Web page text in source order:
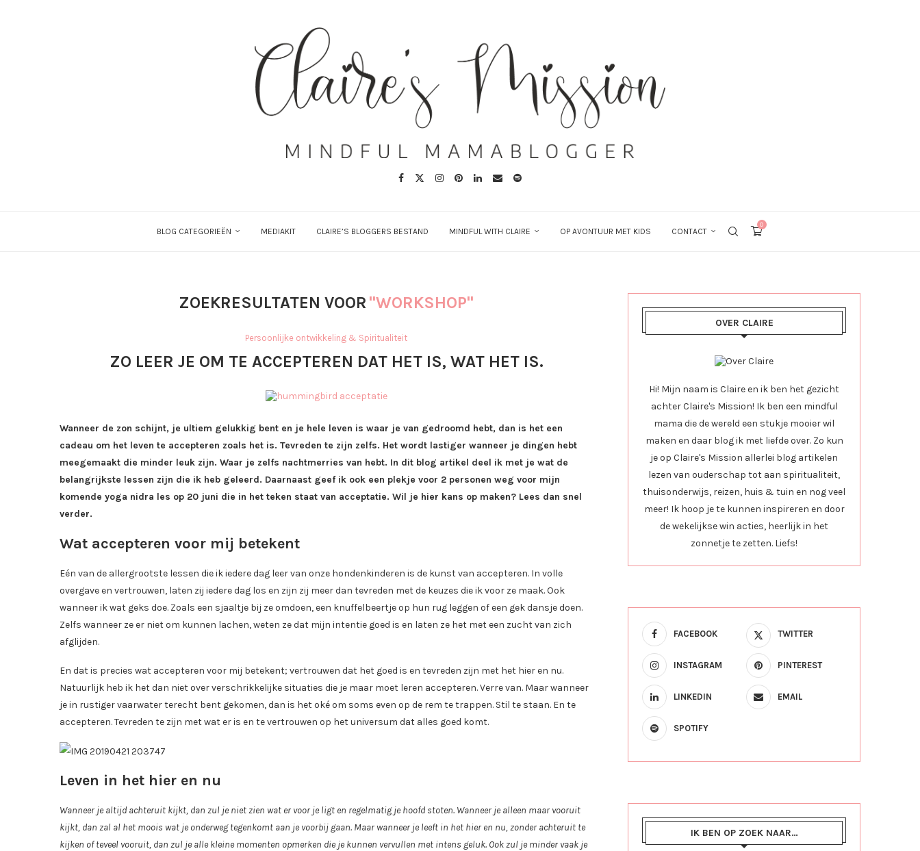
BLOG CATEGORIEËN MEDIAKIT CLAIRE’S BLOGGERS BESTAND MINDFUL WITH CLAIRE OP AVONTUUR MET KIDS CONTACT
0
ZOEKRESULTATEN VOOR"WORKSHOP"
Persoonlijke ontwikkeling & Spiritualiteit
ZO LEER JE OM TE ACCEPTEREN DAT HET IS, WAT HET IS.
Wanneer de zon schijnt, je ultiem gelukkig bent en je hele leven is waar je van gedroomd hebt, dan is het een
cadeau om het leven te accepteren zoals het is. Tevreden te zijn zelfs. Het wordt lastiger wanneer je dingen hebt
meegemaakt die minder leuk zijn. Waar je zelfs nachtmerries van hebt. In dit blog artikel deel ik met je wat de
belangrijkste lessen zijn die ik heb geleerd. Daarnaast geef ik ook een plekje voor 2 personen weg voor mijn
komende yoga nidra les op 20 juni die in het teken staat van acceptatie. Wil je hier kans op maken? Lees dan snel
verder.
Wat accepteren voor mij betekent
Eén van de allergrootste lessen die ik iedere dag leer van onze hondenkinderen is de kunst van accepteren. In volle
overgave en vertrouwen, laten zij iedere dag los en zijn zij meer dan tevreden met de keuzes die ik voor ze maak. Ook
wanneer ik wat geks doe. Zoals een sjaaltje bij ze omdoen, een knuffelbeertje op hun rug leggen of een gek dansje doen.
Zelfs wanneer ze er niet om kunnen lachen, weten ze dat mijn intentie goed is en laten ze het met een zucht van zich
afglijden.
En dat is precies wat accepteren voor mij betekent; vertrouwen dat het goed is en tevreden zijn met het hier en nu.
Natuurlijk heb ik het dan niet over verschrikkelijke situaties die je maar moet leren accepteren. Verre van. Maar wanneer
je in rustiger vaarwater terecht bent gekomen, dan is het oké om soms even op de rem te trappen. Stil te staan. En te
accepteren. Tevreden te zijn met wat er is en te vertrouwen op het universum dat alles goed komt.
Leven in het hier en nu
Wanneer je altijd achteruit kijkt, dan zul je niet zien wat er voor je ligt en regelmatig je hoofd stoten. Wanneer je alleen maar vooruit
kijkt, dan zal al het moois wat je onderweg tegenkomt aan je voorbij gaan. Maar wanneer je leeft in het hier en nu, zonder achteruit te
kijken of teveel vooruit, dan zul je alle kleine momenten opmerken die je kunnen vervullen met intens geluk. Ook zul je minder vaak je
OVER CLAIRE
Hi! Mijn naam is Claire en ik ben het gezicht
achter Claire's Mission! Ik ben een mindful
mama die de wereld een stukje mooier wil
maken en daar blog ik met liefde over. Zo kun
je op Claire's Mission allerlei blog artikelen
lezen van ouderschap tot aan spiritualiteit,
thuisonderwijs, reizen, huis & tuin en nog veel
meer! Ik hoop je te kunnen inspireren en door
de wekelijkse win acties, heerlijk in het
zonnetje te zetten. Liefs!
FACEBOOK TWITTER
INSTAGRAM PINTEREST
LINKEDIN EMAIL
SPOTIFY
IK BEN OP ZOEK NAAR…